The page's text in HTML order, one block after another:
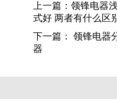
上一篇： 领锋电器
式好 两者有什么区
下一篇： 领锋电器
器